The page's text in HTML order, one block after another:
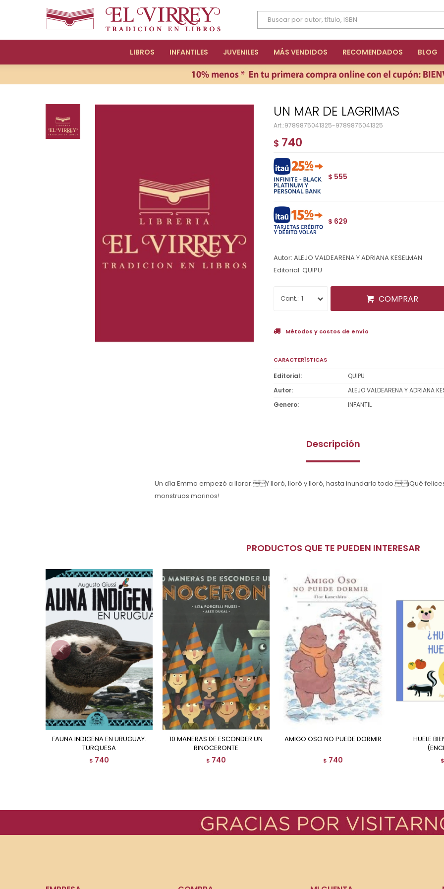
LIBROS INFANTILES JUVENILES MÁS VENDIDOS RECOMENDADOS BLOG
UN MAR DE LAGRIMAS
9789875041325-9789875041325
$ 740
$ 555
$ 629
Autor: ALEJO VALDEARENA Y ADRIANA KESELMAN
Editorial: QUIPU
1 COMPRAR
Métodos y costos de envío
CARACTERÍSTICAS
Editorial
QUIPU
Autor
ALEJO VALDEARENA Y ADRIANA
Genero
INFANTIL
Descripción
Un día Emma empezó a llorar.Y lloró, lloró y lloró, hasta inundarlo todo.¡Qué
monstruos marinos!
PRODUCTOS QUE TE PUEDEN INTERESAR
FAUNA INDIGENA EN URUGUAY.
TURQUESA
$ 740
10 MANERAS DE ESCONDER UN
RINOCERONTE
$ 740
AMIGO OSO NO PUEDE DORMIR
$ 740
HUELE BIEN O HUELE MAL
$